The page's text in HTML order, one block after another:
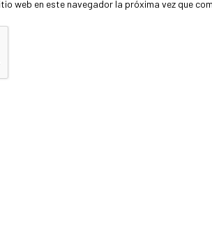
web en este navegador la próxima vez que